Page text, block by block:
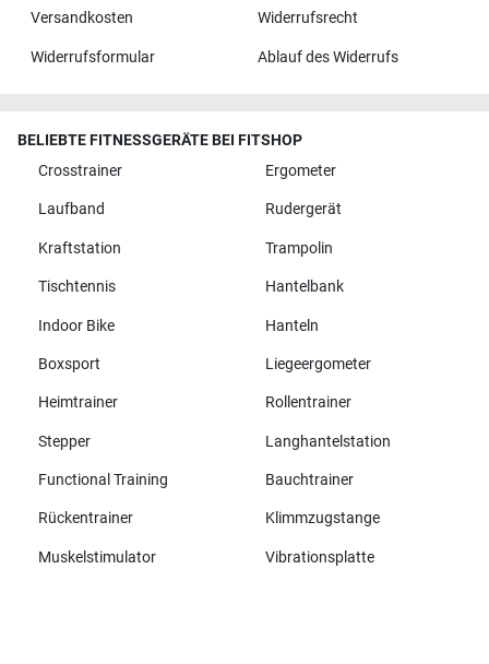
Versandkosten Widerrufsrecht
Widerrufsformular Ablauf des Widerrufs
BELIEBTE FITNESSGERÄTE BEI FITSHOP
Crosstrainer
Ergometer
Laufband Rudergerät
Kraftstation Trampolin
Tischtennis Hantelbank
Indoor Bike Hanteln
Boxsport Liegeergometer
Heimtrainer Rollentrainer
Stepper Langhantelstation
Functional Training Bauchtrainer
Rückentrainer Klimmzugstange
Muskelstimulator Vibrationsplatte